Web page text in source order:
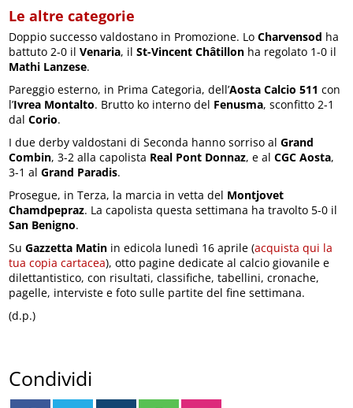
Le altre categorie
Doppio successo valdostano in Promozione. LoCharvensod ha
battuto 2-0 ilVenaria, ilSt-Vincent Châtillon ha regolato 1-0 il
Mathi Lanzese.
Pareggio esterno, in Prima Categoria, dell’Aosta Calcio 511 con
l’Ivrea Montalto. Brutto ko interno del Fenusma, sconfitto 2-1
dalCorio.
I due derby valdostani di Seconda hanno sorriso alGrand
Combin, 3-2 alla capolista Real Pont Donnaz, e alCGC Aosta,
3-1 alGrand Paradis.
Prosegue, in Terza, la marcia in vetta del Montjovet
Chamdpepraz. La capolista questa settimana ha travolto 5-0 il
San Benigno.
SuGazzetta Matin in edicola lunedì 16 aprile (acquista qui la
tua copia cartacea), otto pagine dedicate al calcio giovanile e
dilettantistico, con risultati, classifiche, tabellini, cronache,
pagelle, interviste e foto sulle partite del fine settimana.
(d.p.)
Condividi